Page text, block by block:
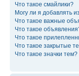
Что такое смайлики?
Могу ли я добавлять
Что такое важные
Что такое
Что такое
Что такое закрытые
Что такое значки тем?